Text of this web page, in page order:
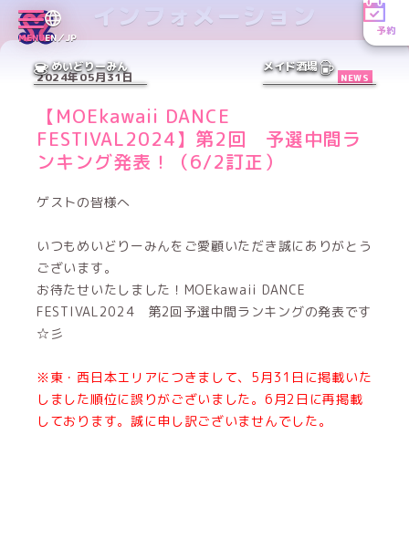
MENUEN／JP
予約
めいどりーみん メイド酒場
インフォメーション
2024年05月31日 NEWS
【MOEkawaii DANCE
FESTIVAL2024】第2回 予選中間ラ
ンキング発表！（6/2訂正）
ゲストの皆様へ
いつもめいどりーみんをご愛顧いただき誠にありがとう
ございます。
お待たせいたしました！MOEkawaii DANCE
FESTIVAL2024 第2回予選中間ランキングの発表です
☆彡
※東・西日本エリアにつきまして、5月31日に掲載いた
しました順位に誤りがございました。6月2日に再掲載
しております。誠に申し訳ございませんでした。